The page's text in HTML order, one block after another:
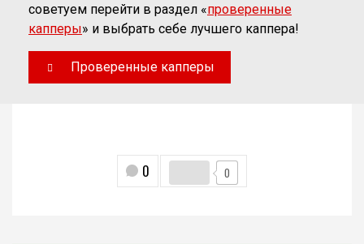
советуем перейти в раздел «проверенные
капперы» и выбрать себе лучшего каппера!
Проверенные капперы
0 0